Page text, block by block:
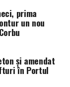
prima
un nou
și amendat
în Portul